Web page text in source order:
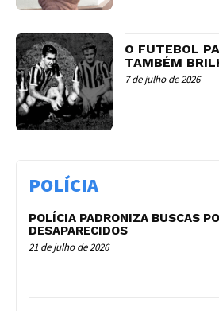
O FUTEBOL
TAMBÉM
7 de julho de 2026
POLÍCIA
POLÍCIA PADRONIZA BUSCAS
DESAPARECIDOS
21 de julho de 2026